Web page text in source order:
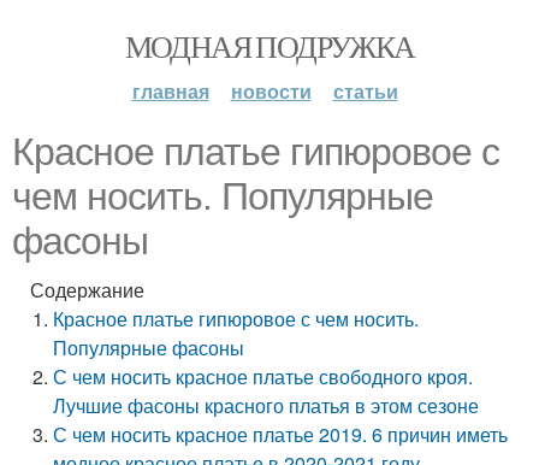
МОДНАЯ ПОДРУЖКА
главная новости статьи
Красное платье гипюровое с
чем носить. Популярные
фасоны
Содержание
Красное платье гипюровое с чем носить.
Популярные фасоны
С чем носить красное платье свободного кроя.
Лучшие фасоны красного платья в этом сезоне
С чем носить красное платье 2019. 6 причин иметь